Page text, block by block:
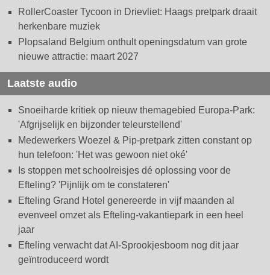
RollerCoaster Tycoon in Drievliet: Haags pretpark draait
herkenbare muziek
Plopsaland Belgium onthult openingsdatum van grote
nieuwe attractie: maart 2027
Laatste audio
Snoeiharde kritiek op nieuw themagebied Europa-Park:
'Afgrijselijk en bijzonder teleurstellend'
Medewerkers Woezel & Pip-pretpark zitten constant op
hun telefoon: 'Het was gewoon niet oké'
Is stoppen met schoolreisjes dé oplossing voor de
Efteling? 'Pijnlijk om te constateren'
Efteling Grand Hotel genereerde in vijf maanden al
evenveel omzet als Efteling-vakantiepark in een heel
jaar
Efteling verwacht dat AI-Sprookjesboom nog dit jaar
geïntroduceerd wordt